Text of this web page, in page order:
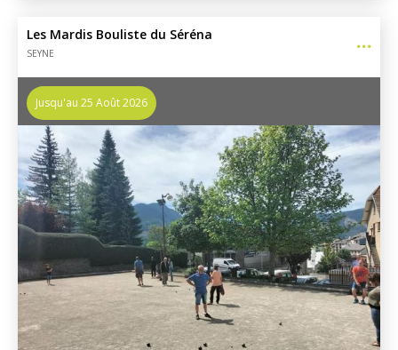
Les Mardis Bouliste du Séréna
SEYNE
Jusqu'au 25 Août 2026